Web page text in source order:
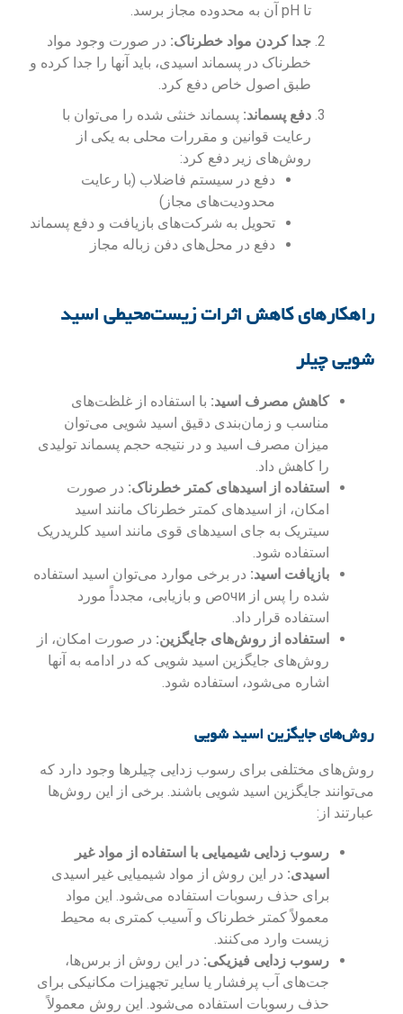
تا pH آن به محدوده مجاز برسد.
جدا کردن مواد خطرناک: در صورت وجود مواد
خطرناک در پسماند اسیدی، باید آنها را جدا کرده و
طبق اصول خاص دفع کرد.
دفع پسماند: پسماند خنثی شده را می‌توان با
رعایت قوانین و مقررات محلی به یکی از
روش‌های زیر دفع کرد:
دفع در سیستم فاضلاب (با رعایت
محدودیت‌های مجاز)
تحویل به شرکت‌های بازیافت و دفع پسماند
دفع در محل‌های دفن زباله مجاز
راهکارهای کاهش اثرات زیست‌محیطی اسید
شویی چیلر
کاهش مصرف اسید: با استفاده از غلظت‌های
مناسب و زمان‌بندی دقیق اسید شویی می‌توان
میزان مصرف اسید و در نتیجه حجم پسماند تولیدی
را کاهش داد.
استفاده از اسیدهای کمتر خطرناک: در صورت
امکان، از اسیدهای کمتر خطرناک مانند اسید
سیتریک به جای اسیدهای قوی مانند اسید کلریدریک
استفاده شود.
بازیافت اسید: در برخی موارد می‌توان اسید استفاده
شده را پس از очиص و بازیابی، مجدداً مورد
استفاده قرار داد.
استفاده از روش‌های جایگزین: در صورت امکان، از
روش‌های جایگزین اسید شویی که در ادامه به آنها
اشاره می‌شود، استفاده شود.
روش‌های جایگزین اسید شویی
روش‌های مختلفی برای رسوب زدایی چیلرها وجود دارد که
می‌توانند جایگزین اسید شویی باشند. برخی از این روش‌ها
عبارتند از:
رسوب زدایی شیمیایی با استفاده از مواد غیر
اسیدی: در این روش از مواد شیمیایی غیر اسیدی
برای حذف رسوبات استفاده می‌شود. این مواد
معمولاً کمتر خطرناک و آسیب کمتری به محیط
زیست وارد می‌کنند.
رسوب زدایی فیزیکی: در این روش از برس‌ها،
جت‌های آب پرفشار یا سایر تجهیزات مکانیکی برای
حذف رسوبات استفاده می‌شود. این روش معمولاً